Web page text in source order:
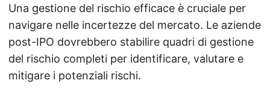
Una gestione del rischio efficace è cruciale per
navigare nelle incertezze del mercato. Le aziende
post-IPO dovrebbero stabilire quadri di gestione
del rischio completi per identificare, valutare e
mitigare i potenziali rischi.